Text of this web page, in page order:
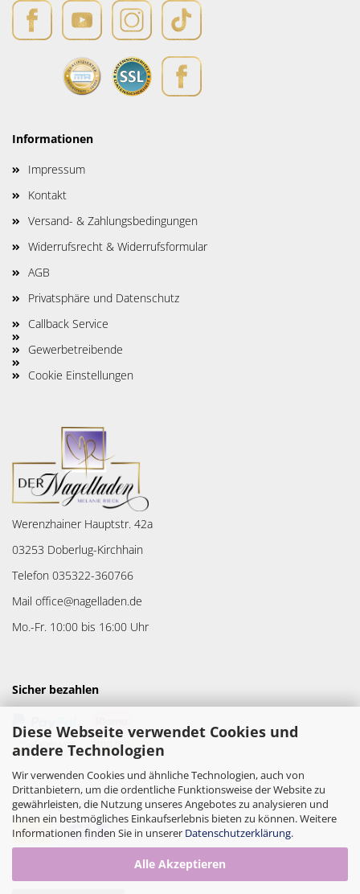
Diese Webseite verwendet Cookies und
andere Technologien
Wir verwenden Cookies und ähnliche Technologien, auch von
Drittanbietern, um die ordentliche Funktionsweise der Website zu
gewährleisten, die Nutzung unseres Angebotes zu analysieren und
Ihnen ein bestmögliches Einkaufserlebnis bieten zu können. Weitere
Informationen finden Sie in unserer Datenschutzerklärung.
Alle Akzeptieren
Informationen
Impressum
Kontakt
Versand- & Zahlungsbedingungen
Widerrufsrecht & Widerrufsformular
AGB
Privatsphäre und Datenschutz
Callback Service
Gewerbetreibende
Cookie Einstellungen
Werenzhainer Hauptstr. 42a
03253 Doberlug-Kirchhain
Telefon 035322-360766
Mail office@nagelladen.de
Mo.-Fr. 10:00 bis 16:00 Uhr
Sicher bezahlen
Versandpartner